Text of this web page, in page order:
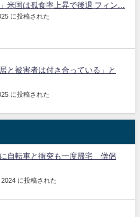
米国は孤食率上昇で後退 フィン...
に投稿された
と被害者は付き合っている」と
に投稿された
に自転車と衝突も一度帰宅 僧侶
2024 に投稿された